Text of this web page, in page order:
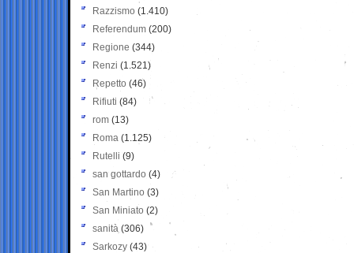
Razzismo (1.410)
Referendum (200)
Regione (344)
Renzi (1.521)
Repetto (46)
Rifiuti (84)
rom (13)
Roma (1.125)
Rutelli (9)
san gottardo (4)
San Martino (3)
San Miniato (2)
sanità (306)
Sarkozy (43)